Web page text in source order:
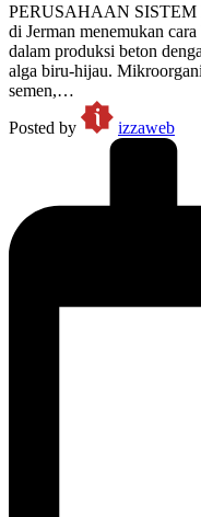
PERUSAHAAN SISTEM
di Jerman menemukan
dalam produksi beton
alga biru-hijau.
semen,…
Posted by
izzaweb